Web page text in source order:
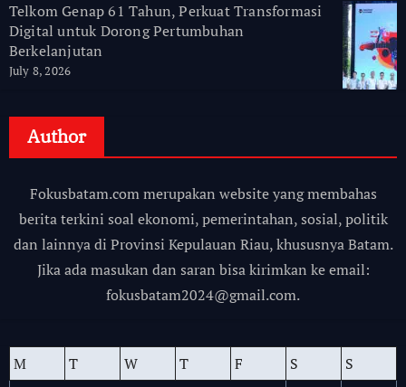
Telkom Genap 61 Tahun, Perkuat Transformasi
Digital untuk Dorong Pertumbuhan
Berkelanjutan
July 8, 2026
Author
Fokusbatam.com merupakan website yang membahas
berita terkini soal ekonomi, pemerintahan, sosial, politik
dan lainnya di Provinsi Kepulauan Riau, khususnya Batam.
Jika ada masukan dan saran bisa kirimkan ke email:
fokusbatam2024@gmail.com.
M T W T F S
S